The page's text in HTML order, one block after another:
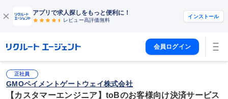
アプリで求人探しをもっと便利に！
レビュー高評価無料
インストール
会員ログイン
正社員
GMOペイメントゲートウェイ株式会社
【カスタマーエンジニア】toBのお客様向け決済サービス